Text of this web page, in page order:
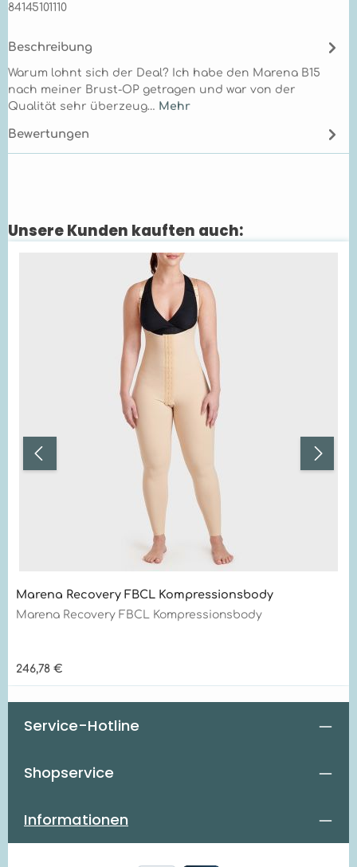
84145101110
Beschreibung
Warum lohnt sich der Deal? Ich habe den Marena B15
nach meiner Brust-OP getragen und war von der
Qualität sehr überzeug… Mehr
Bewertungen
Produktgalerie überspringen
Unsere Kunden kauften auch:
Marena Recovery FBCL Kompressionsbody
Marena Recovery FBCL Kompressionsbody
Regulärer Preis:
246,78 €
Service-Hotline
Shopservice
Informationen